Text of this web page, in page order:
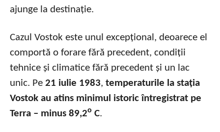
ajunge la destinație.
Cazul Vostok este unul excepțional, deoarece el
comportă o forare fără precedent, condiții
tehnice și climatice fără precedent și un lac
unic. Pe 21 iulie 1983, temperaturile la stația
Vostok au atins minimul istoric întregistrat pe
Terra – minus 89,2o C.